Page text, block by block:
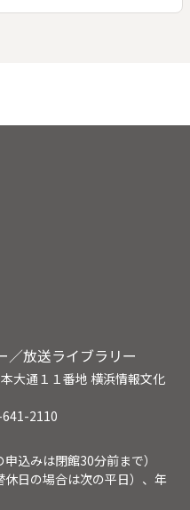
／放送ライブラリー
大通１１番地 横浜情報文化
2110
込みは閉館30分前まで）
日の場合は次の平日）、年